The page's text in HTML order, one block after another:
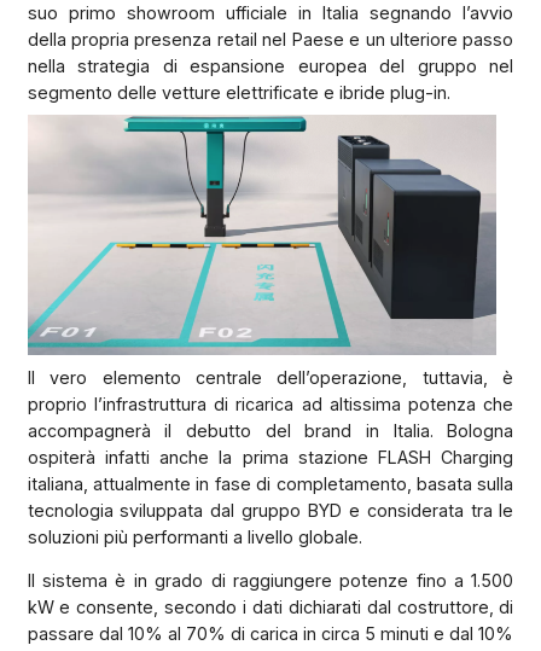
suo primo showroom ufficiale in Italia segnando l’avvio
della propria presenza retail nel Paese e un ulteriore passo
nella strategia di espansione europea del gruppo nel
segmento delle vetture elettrificate e ibride plug-in.
Il vero elemento centrale dell’operazione, tuttavia, è
proprio l’infrastruttura di ricarica ad altissima potenza che
accompagnerà il debutto del brand in Italia. Bologna
ospiterà infatti anche la prima stazione FLASH Charging
italiana, attualmente in fase di completamento, basata sulla
tecnologia sviluppata dal gruppo BYD e considerata tra le
soluzioni più performanti a livello globale.
Il sistema è in grado di raggiungere potenze fino a 1.500
kW e consente, secondo i dati dichiarati dal costruttore, di
passare dal 10% al 70% di carica in circa 5 minuti e dal 10%